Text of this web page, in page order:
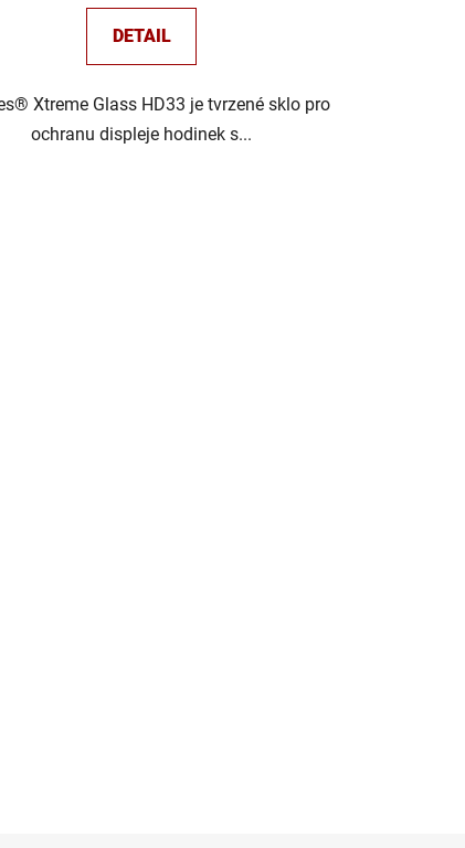
DETAIL
Xtreme Glass HD33 je tvrzené sklo pro
ochranu displeje hodinek s...